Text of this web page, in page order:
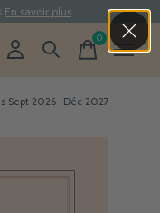
En savoir plus
0items
Sept 2026- Déc 2027